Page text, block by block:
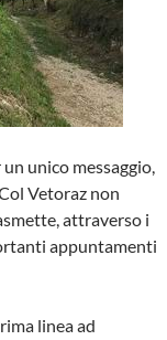
unico messaggio,
Vetoraz non
attraverso i
appuntamenti
linea ad